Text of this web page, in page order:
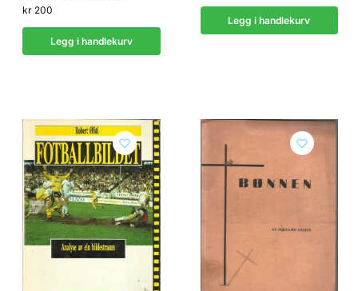
kr 200
Legg i handlekurv
Legg i handlekurv